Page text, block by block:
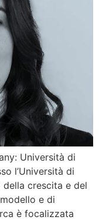
Università di
l’Università di
crescita e del
e di
è focalizzata